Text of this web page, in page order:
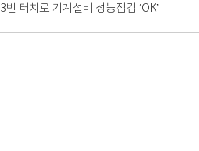
3번 터치로 기계설비 성능점검 ‘OK’